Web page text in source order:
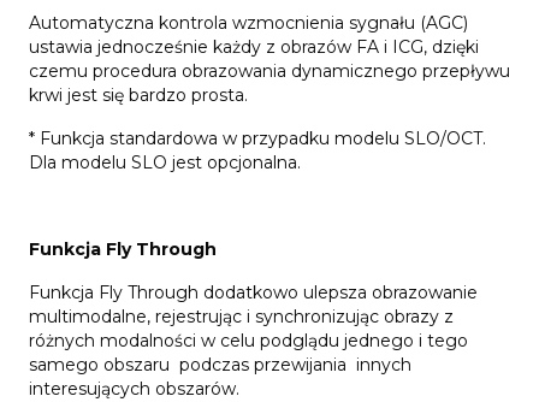
Automatyczna kontrola wzmocnienia sygnału (AGC)
ustawia jednocześnie każdy z obrazów FA i ICG, dzięki
czemu procedura obrazowania dynamicznego przepływu
krwi jest się bardzo prosta.
* Funkcja standardowa w przypadku modelu SLO/OCT.
Dla modelu SLO jest opcjonalna.
Funkcja Fly Through
Funkcja Fly Through dodatkowo ulepsza obrazowanie
multimodalne, rejestrując i synchronizując obrazy z
różnych modalności w celu podglądu jednego i tego
samego obszaru podczas przewijania innych
interesujących obszarów.